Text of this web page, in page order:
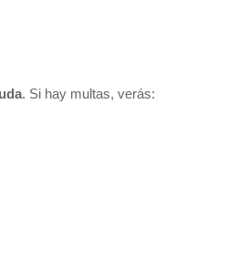
. Si hay multas, verás: